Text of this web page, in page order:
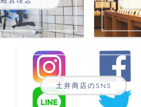
土井商店のSNS